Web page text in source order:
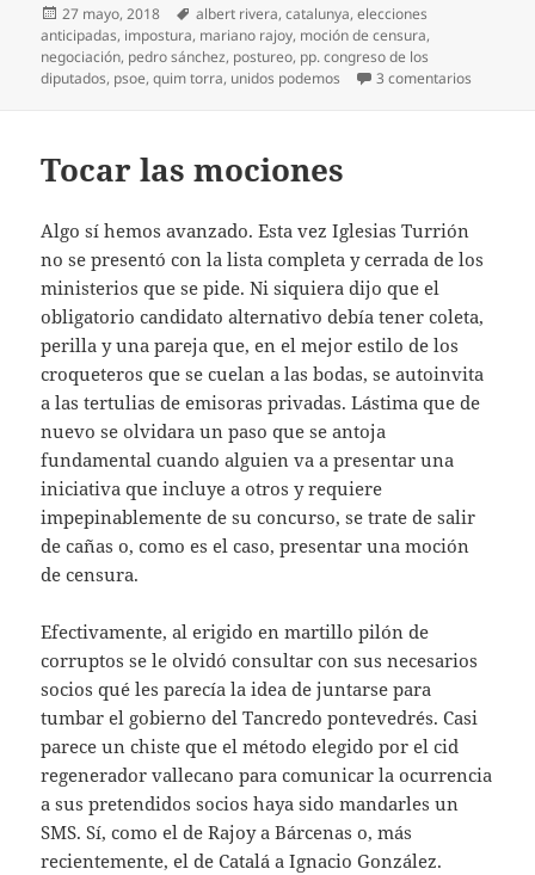
Publicado
el
27 mayo, 2018 Etiquetas
albert rivera,catalunya,elecciones
anticipadas, impostura, mariano rajoy, moción de censura,
negociación, pedro sánchez, postureo, pp. congreso de los
diputados, psoe,quim torra, unidos podemos 3 comentarios
Tocar las mociones
Algo sí hemos avanzado. Esta vez Iglesias Turrión
no se presentó con la lista completa y cerrada de los
ministerios que se pide. Ni siquiera dijo que el
obligatorio candidato alternativo debía tener coleta,
perilla y una pareja que, en el mejor estilo de los
croqueteros que se cuelan a las bodas, se autoinvita
a las tertulias de emisoras privadas. Lástima que de
nuevo se olvidara un paso que se antoja
fundamental cuando alguien va a presentar una
iniciativa que incluye a otros y requiere
impepinablemente de su concurso, se trate de salir
de cañas o, como es el caso, presentar una moción
de censura.
Efectivamente, al erigido en martillo pilón de
corruptos se le olvidó consultar con sus necesarios
socios qué les parecía la idea de juntarse para
tumbar el gobierno del Tancredo pontevedrés. Casi
parece un chiste que el método elegido por el cid
regenerador vallecano para comunicar la ocurrencia
a sus pretendidos socios haya sido mandarles un
SMS. Sí, como el de Rajoy a Bárcenas o, más
recientemente, el de Catalá a Ignacio González.